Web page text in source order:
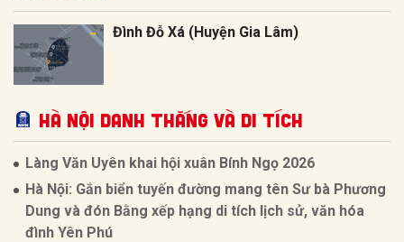
Đình Đỗ Xá (Huyện Gia Lâm)
Hà Nội Danh thắng và Di tích
Làng Văn Uyên khai hội xuân Bính Ngọ 2026
Hà Nội: Gắn biển tuyến đường mang tên Sư bà Phương
Dung và đón Bằng xếp hạng di tích lịch sử, văn hóa
đình Yên Phú